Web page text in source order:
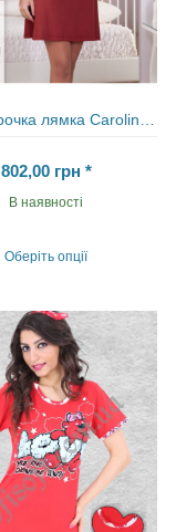
802,00 грн *
В наявності
Оберіть опції
має
кілька
варіантів.
Параметри
можна
вибрати
на
сторінці
товару